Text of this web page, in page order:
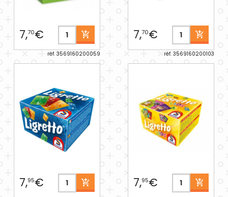
7,70€
réf. 3569160200059
7,70€
réf. 3569160200103
7,95€ 7,95€